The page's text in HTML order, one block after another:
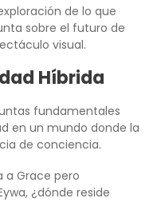
de lo que
sobre el futuro de
visual.
Híbrida
fundamentales
en un mundo donde la
de conciencia.
a Grace pero
¿dónde reside